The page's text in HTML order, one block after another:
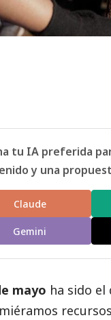
tu IA preferida
y una
Claude
Gemini
mayo ha sido el